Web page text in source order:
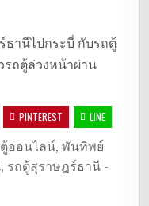
ธานีไปกระบี่ กับรถตู้
รถตู้ล่วงหน้าผ่าน
PINTEREST LINE
ออนไลน์,พันทิพย์
, รถตู้สุราษฎร์ธานี -